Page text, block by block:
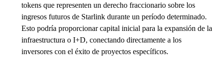
tokens que representen un derecho fraccionario sobre los
ingresos futuros de Starlink durante un período determinado.
Esto podría proporcionar capital inicial para la expansión de la
infraestructura o I+D, conectando directamente a los
inversores con el éxito de proyectos específicos.